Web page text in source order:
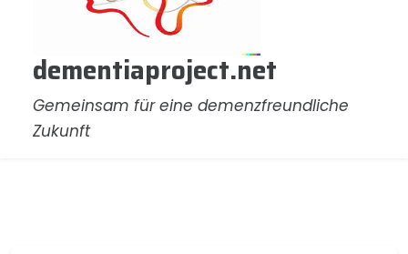
dementiaproject.net
Gemeinsam für eine demenzfreundliche
Zukunft